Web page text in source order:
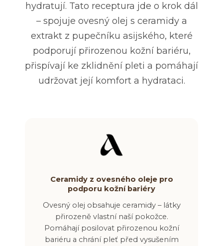
hydratují. Tato receptura jde o krok dál
– spojuje ovesný olej s ceramidy a
extrakt z pupečníku asijského, které
podporují přirozenou kožní bariéru,
přispívají ke zklidnění pleti a pomáhají
udržovat její komfort a hydrataci.
Ceramidy z ovesného oleje pro
podporu kožní bariéry
Ovesný olej obsahuje ceramidy – látky
přirozeně vlastní naší pokožce.
Pomáhají posilovat přirozenou kožní
bariéru a chrání pleť před vysušením